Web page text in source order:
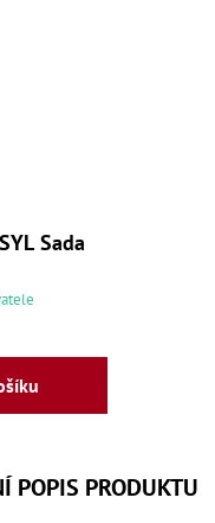
Sada
POPIS PRODUKTU